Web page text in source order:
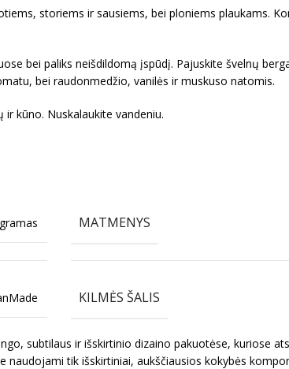
storiems ir sausiems, bei ploniems plaukams.
bei paliks neišdildomą įspūdį. Pajuskite švelnų
bei raudonmedžio, vanilės ir muskuso natomis.
kūno. Nuskalaukite vandeniu.
MATMENYS
KILMĖS ŠALIS
subtilaus ir išskirtinio dizaino pakuotėse, kuriose
tik išskirtiniai, aukščiausios kokybės